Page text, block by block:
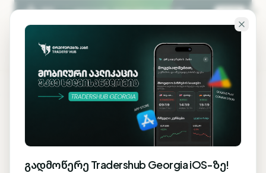
გადადი ძირითად შინაარსზე
KA EN
მასალების სიაში დაბრუნება
გადმოწერე Tradershub Georgia iOS-ზე!